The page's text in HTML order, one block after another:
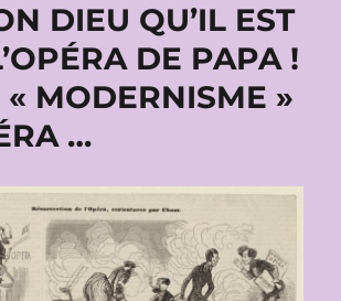
DIEU QU’IL EST
DE PAPA !
« MODERNISME »
…